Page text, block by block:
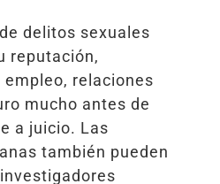
delitos sexuales
reputación,
relaciones
mucho antes de
a juicio. Las
también pueden